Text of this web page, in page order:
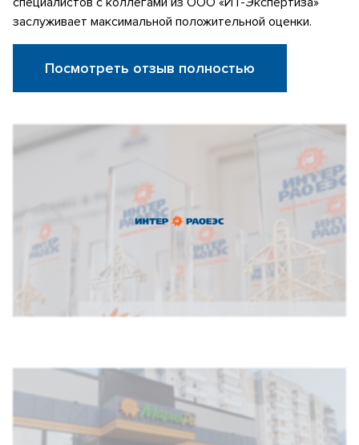
заслуживает максимальной положительной оценки.
Посмотреть отзыв полностью